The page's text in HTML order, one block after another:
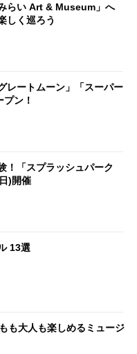
らい Art & Museum」へ
しく巡ろう
レートムーン」「スーパー
ン！
！「スプラッシュパーク
)開催
13選
も大人も楽しめるミュージ